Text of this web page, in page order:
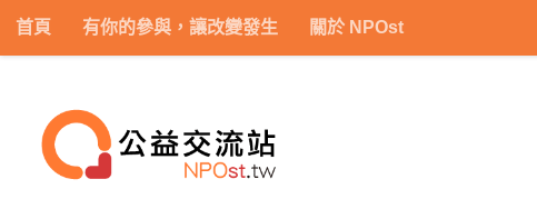
Skip to content
首頁 有你的參與，讓改變發生 關於 NPOst